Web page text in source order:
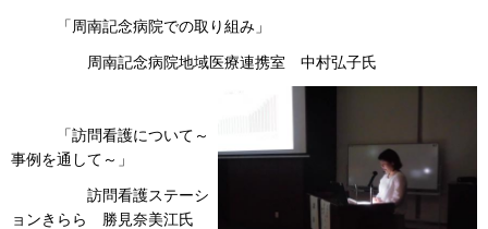
「周南記念病院での取り組み」
周南記念病院地域医療連携室 中村弘子氏
「訪問看護について～
事例を通して～」
訪問看護ステーシ
ョンきらら 勝見奈美江氏